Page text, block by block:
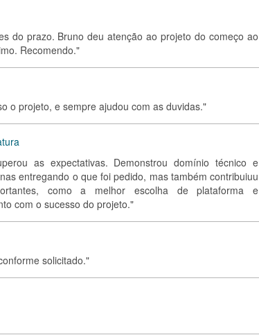
do prazo. Bruno deu atenção ao projeto do começo ao
Recomendo."
o projeto, e sempre ajudou com as duvidas."
as expectativas. Demonstrou domínio técnico e
entregando o que foi pedido, mas também contribuiuu
como a melhor escolha de plataforma e
com o sucesso do projeto."
solicitado."